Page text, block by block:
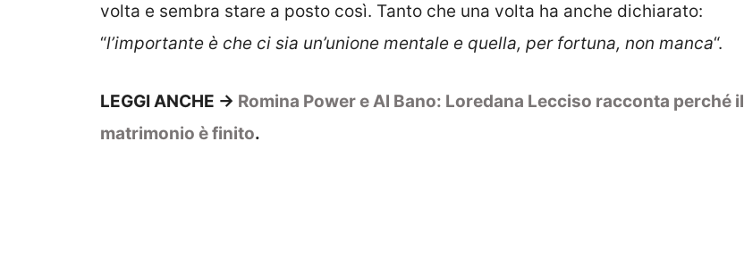
volta e sembra stare a posto così. Tanto che una volta ha anche dichiarato:
“l’importante è che ci sia un’unione mentale e quella, per fortuna, non manca“.
LEGGI ANCHE -> Romina Power e Al Bano: Loredana Lecciso racconta perché il
matrimonio è finito.